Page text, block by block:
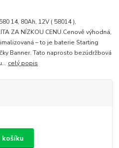
14, 80Ah, 12V ( 58014 ),
ZA NÍZKOU CENU.Cenově výhodná,
– to je baterie Starting
Banner. Tato naprosto bezúdržbová
celý popis